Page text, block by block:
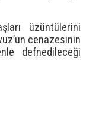
üzüntülerini
cenazesinin
defnedileceği